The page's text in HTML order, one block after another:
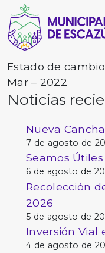
Estado de
Mar – 2022
Noticias
Nueva
7 de agosto de
Seamos Útiles
6 de agosto de
Recolección
2026
5 de agosto de
Inversión Vial
4 de agosto de